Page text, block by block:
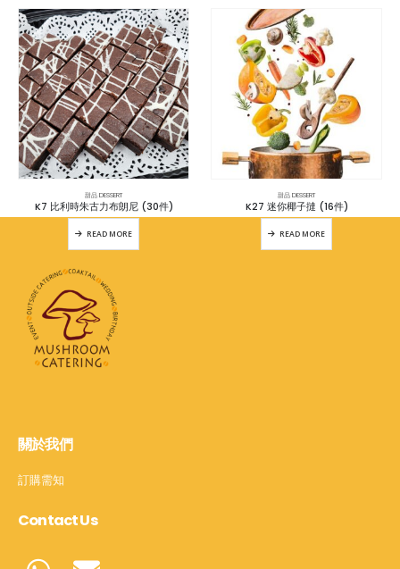
甜品 DESSERT
K7 比利時朱古力布朗尼 (30件)
READ MORE
甜品 DESSERT
K27 迷你椰子撻 (16件)
READ MORE
關於我們
訂購需知
Contact Us